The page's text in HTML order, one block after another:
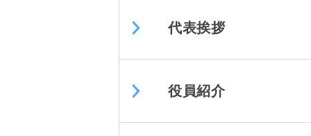
代表挨拶
役員紹介